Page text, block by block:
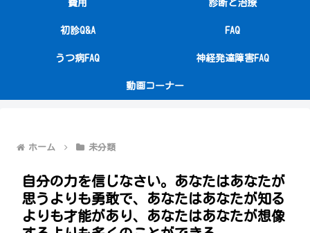
費用 診断と治療
初診Q&A FAQ
うつ病FAQ 神経発達障害FAQ
動画コーナー
ホーム 未分類
自分の力を信じなさい。あなたはあなたが
思うよりも勇敢で、あなたはあなたが知る
よりも才能があり、あなたはあなたが想像